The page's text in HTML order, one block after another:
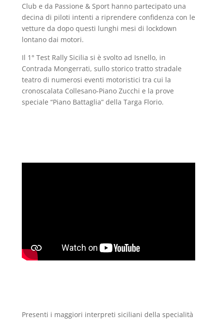
Club e da Passione & Sport hanno partecipato una
decina di piloti intenti a riprendere confidenza con le
vetture da dopo questi lunghi mesi di lockdown
lontano dai motori.
Il 1° Test Rally Sicilia si è svolto ad Isnello, in
Contrada Mongerrati, sullo storico tratto stradale
teatro di numerosi eventi motoristici tra cui la
cronoscalata Collesano-Piano Zucchi e la prove
speciale “Piano Battaglia” della Targa Florio.
Presenti i maggiori interpreti siciliani della specialità